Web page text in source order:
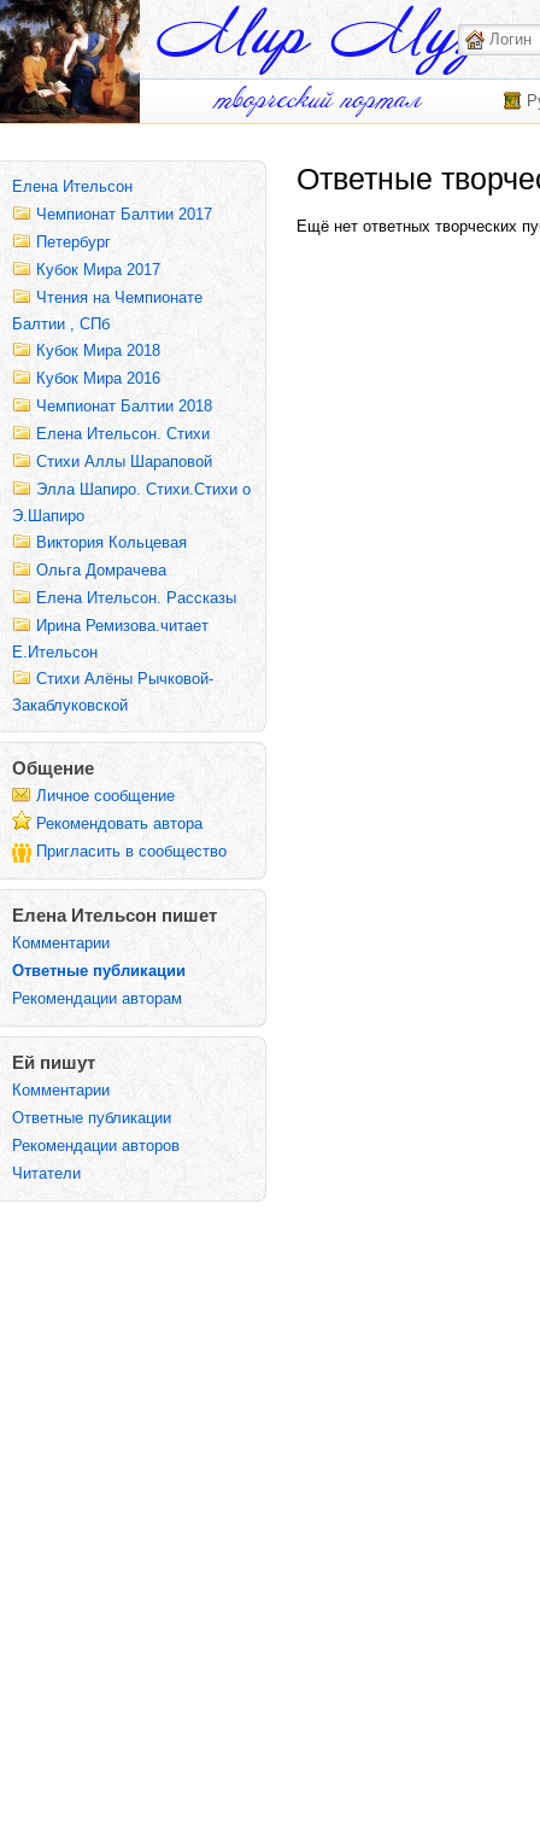
Елена Ительсон
Чемпионат Балтии 2017
Петербург
Кубок Мира 2017
Чтения на Чемпионате
Балтии , СПб
Кубок Мира 2018
Кубок Мира 2016
Чемпионат Балтии 2018
Елена Ительсон. Стихи
Стихи Аллы Шараповой
Элла Шапиро. Стихи.Стихи о
Э.Шапиро
Виктория Кольцевая
Ольга Домрачева
Елена Ительсон. Рассказы
Ирина Ремизова.читает
Е.Ительсон
Стихи Алёны Рычковой-
Закаблуковской
Общение
Личное сообщение
Рекомендовать автора
Пригласить в сообщество
Елена Ительсон пишет
Комментарии
Ответные публикации
Рекомендации авторам
Ей пишут
Комментарии
Ответные публикации
Рекомендации авторов
Читатели
Ответные
Ещё нет ответных творческих